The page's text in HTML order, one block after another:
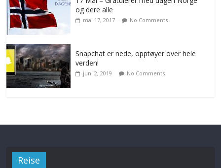
og dere alle
mai 17, 2017 No Comments
Snapchat er nede, opptøyer over hele
verden!
juni 2, 2019 No Comments
Reise